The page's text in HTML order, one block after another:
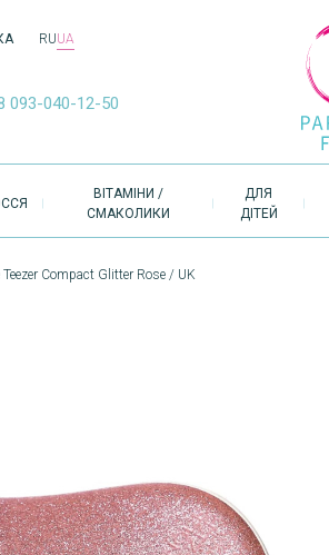
RUUA
093-040-12-50
ВІТАМІНИ /
СМАКОЛИКИ
ДЛЯ
ДІТЕЙ
Teezer Compact Glitter Rose / UK